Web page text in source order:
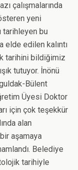
çalışmalarında
yeni
tarihleyen bu
elde edilen kalıntı
tarihini bildiğimiz
tutuyor. İnönü
Bülent
Üyesi Doktor
için çok teşekkür
alan
aşamaya
Belediye
tarihiyle